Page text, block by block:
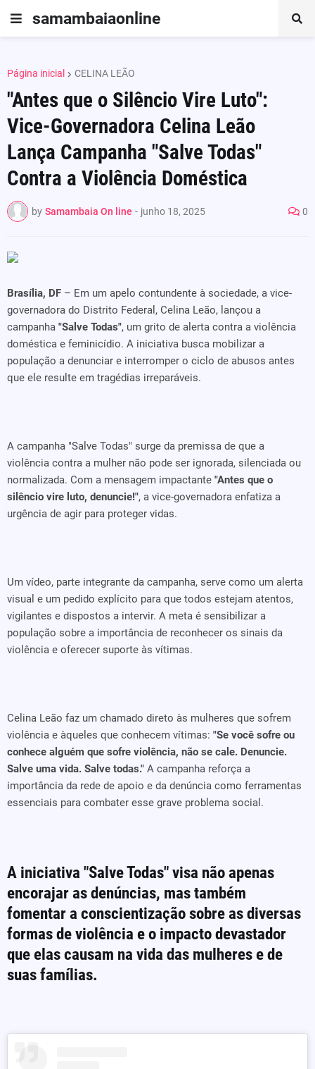
samambaiaonline
Página inicial CELINA LEÃO
"Antes que o Silêncio Vire Luto":
Vice-Governadora Celina Leão
Lança Campanha "Salve Todas"
Contra a Violência Doméstica
by Samambaia On line - junho 18, 2025 0
Brasília, DF – Em um apelo contundente à sociedade, a vice-
governadora do Distrito Federal, Celina Leão, lançou a
campanha "Salve Todas", um grito de alerta contra a violência
doméstica e feminicídio. A iniciativa busca mobilizar a
população a denunciar e interromper o ciclo de abusos antes
que ele resulte em tragédias irreparáveis.
A campanha "Salve Todas" surge da premissa de que a
violência contra a mulher não pode ser ignorada, silenciada ou
normalizada. Com a mensagem impactante "Antes que o
silêncio vire luto, denuncie!", a vice-governadora enfatiza a
urgência de agir para proteger vidas.
Um vídeo, parte integrante da campanha, serve como um alerta
visual e um pedido explícito para que todos estejam atentos,
vigilantes e dispostos a intervir. A meta é sensibilizar a
população sobre a importância de reconhecer os sinais da
violência e oferecer suporte às vítimas.
Celina Leão faz um chamado direto às mulheres que sofrem
violência e àqueles que conhecem vítimas: "Se você sofre ou
conhece alguém que sofre violência, não se cale. Denuncie.
Salve uma vida. Salve todas." A campanha reforça a
importância da rede de apoio e da denúncia como ferramentas
essenciais para combater esse grave problema social.
A iniciativa "Salve Todas" visa não apenas
encorajar as denúncias, mas também
fomentar a conscientização sobre as diversas
formas de violência e o impacto devastador
que elas causam na vida das mulheres e de
suas famílias.